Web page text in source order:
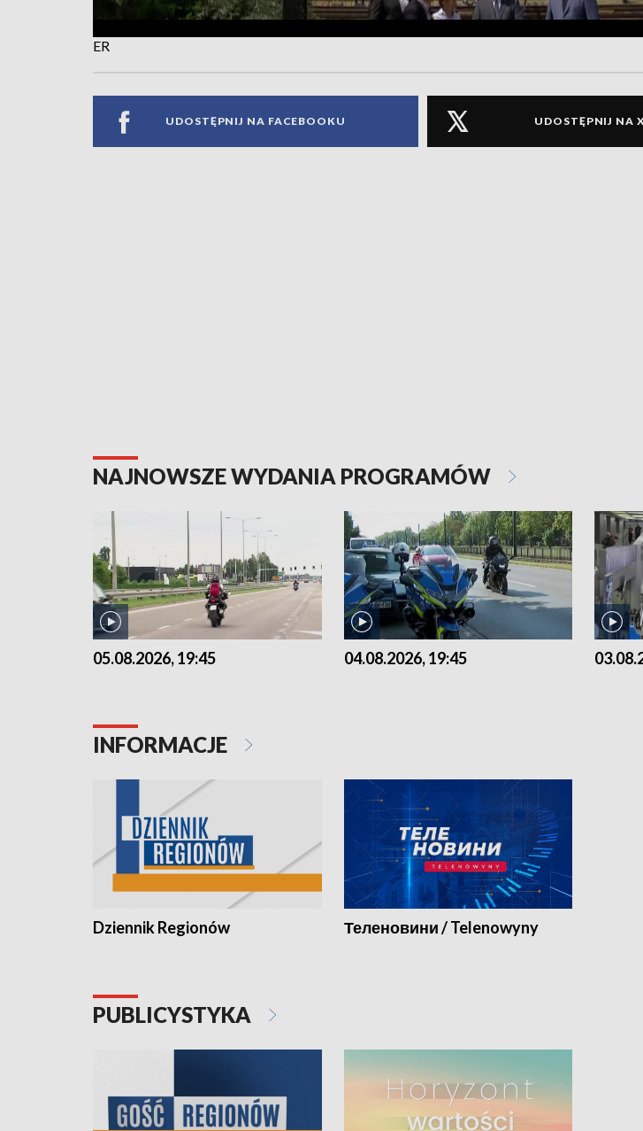
ER
UDOSTĘPNIJ NA FACEBOOKU UDOSTĘPNIJ NA
NAJNOWSZE WYDANIA PROGRAMÓW
05.08.2026, 19:45 04.08.2026, 19:45
INFORMACJE
Dziennik Regionów Теленовини / Telenowyny
PUBLICYSTYKA